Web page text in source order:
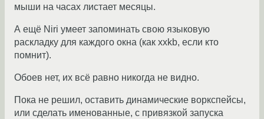
мыши на часах листает месяцы.
А ещё Niri умеет запоминать свою языковую
раскладку для каждого окна (как xxkb, если кто
помнит).
Обоев нет, их всё равно никогда не видно.
Пока не решил, оставить динамические воркспейсы,
или сделать именованные, с привязкой запуска